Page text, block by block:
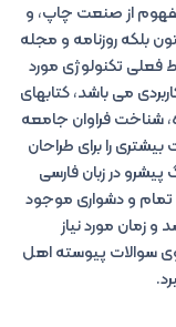
از صنعت چاپ، و
بلکه روزنامه و مجله
فعلی تکنولوژی مورد
می باشد، کتابهای
شناخت فراوان جامعه
را برای طراحان
در زبان فارسی
تمام و دشواری موجود
و زمان مورد نیاز
سوالات پیوسته اهل